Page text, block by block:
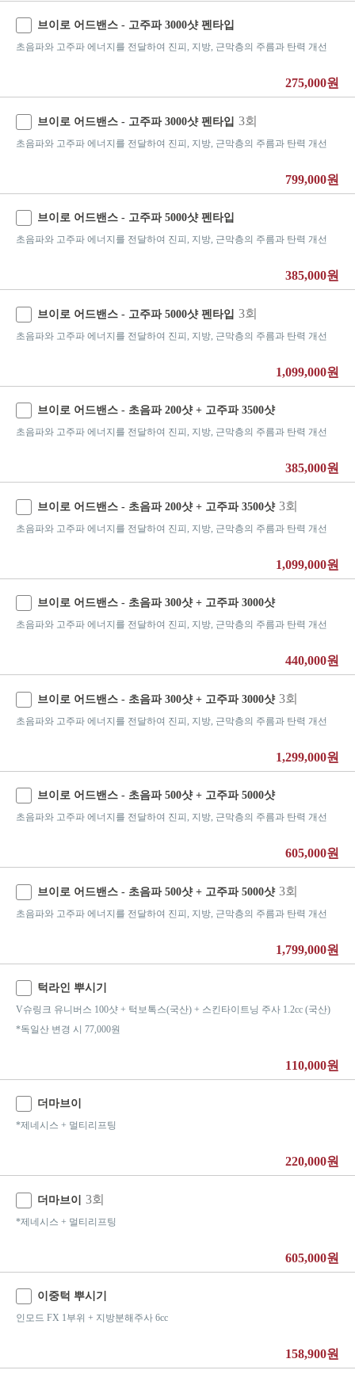
브이로 어드밴스 - 고주파 3000샷 펜타입
초음파와 고주파 에너지를 전달하여 진피, 지방, 근막층의 주름과 탄력 개선
275,000원
브이로 어드밴스 - 고주파 3000샷 펜타입 3회
초음파와 고주파 에너지를 전달하여 진피, 지방, 근막층의 주름과 탄력 개선
799,000원
브이로 어드밴스 - 고주파 5000샷 펜타입
초음파와 고주파 에너지를 전달하여 진피, 지방, 근막층의 주름과 탄력 개선
385,000원
브이로 어드밴스 - 고주파 5000샷 펜타입 3회
초음파와 고주파 에너지를 전달하여 진피, 지방, 근막층의 주름과 탄력 개선
1,099,000원
브이로 어드밴스 - 초음파 200샷 + 고주파 3500샷
초음파와 고주파 에너지를 전달하여 진피, 지방, 근막층의 주름과 탄력 개선
385,000원
브이로 어드밴스 - 초음파 200샷 + 고주파 3500샷 3회
초음파와 고주파 에너지를 전달하여 진피, 지방, 근막층의 주름과 탄력 개선
1,099,000원
브이로 어드밴스 - 초음파 300샷 + 고주파 3000샷
초음파와 고주파 에너지를 전달하여 진피, 지방, 근막층의 주름과 탄력 개선
440,000원
브이로 어드밴스 - 초음파 300샷 + 고주파 3000샷 3회
초음파와 고주파 에너지를 전달하여 진피, 지방, 근막층의 주름과 탄력 개선
1,299,000원
브이로 어드밴스 - 초음파 500샷 + 고주파 5000샷
초음파와 고주파 에너지를 전달하여 진피, 지방, 근막층의 주름과 탄력 개선
605,000원
브이로 어드밴스 - 초음파 500샷 + 고주파 5000샷 3회
초음파와 고주파 에너지를 전달하여 진피, 지방, 근막층의 주름과 탄력 개선
1,799,000원
턱라인 뿌시기
V슈링크 유니버스 100샷 + 턱보톡스(국산) + 스킨타이트닝 주사 1.2cc (국산)
*독일산 변경 시 77,000원
110,000원
더마브이
*제네시스 + 멀티리프팅
220,000원
더마브이 3회
*제네시스 + 멀티리프팅
605,000원
이중턱 뿌시기
인모드 FX 1부위 + 지방분해주사 6cc
158,900원